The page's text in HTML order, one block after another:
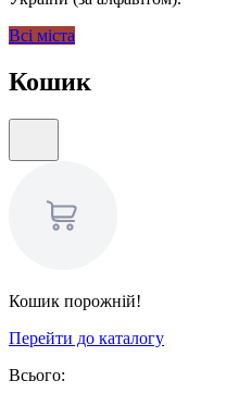
Всі міста
Кошик
Кошик порожній!
Перейти до каталогу
Всього: